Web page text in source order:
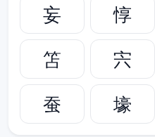
妄
惇
笘
宍
蚕
壕